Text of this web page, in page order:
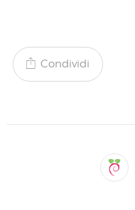
Condividi